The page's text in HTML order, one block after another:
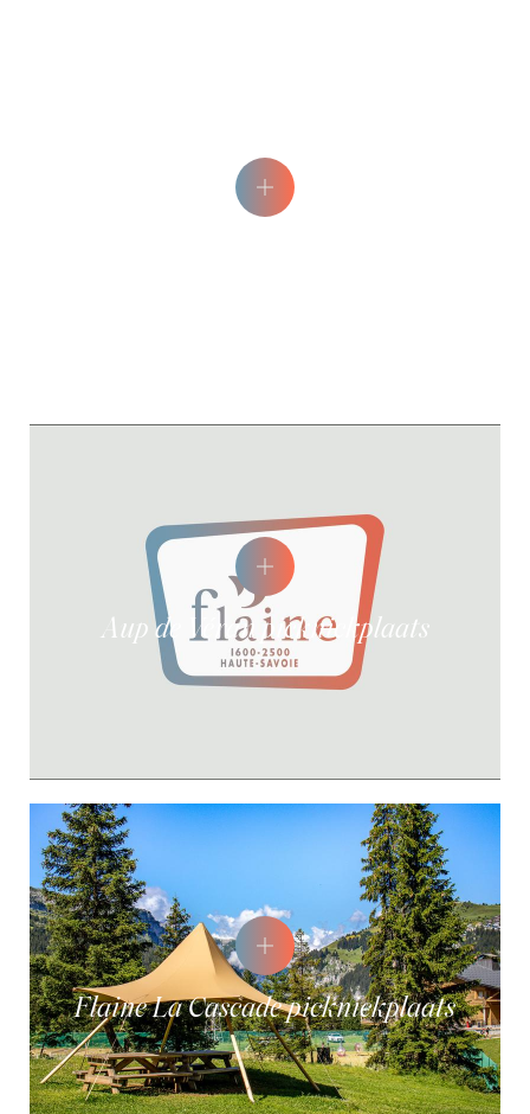
Aup de Véran picknickplaats
Flaine La Cascade picknickplaats